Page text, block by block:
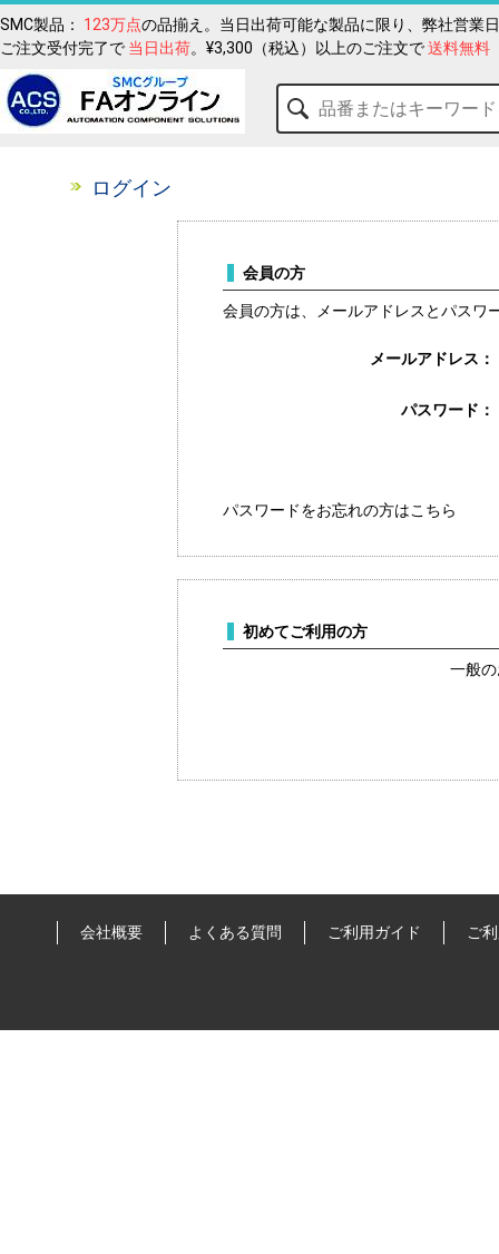
SMC製品： 123万点の品揃え。当日出荷可能な製品に限り、弊社営業
ご注文受付完了で 当日出荷。¥3,300（税込）以上のご注文で送料無料
ログイン
会員の方
会員の方は、メールアドレスとパスワ
メールアドレス：
パスワード：
パスワードをお忘れの方はこちら
初めてご利用の方
一般
会社概要 よくある質問 ご利用ガイド ご